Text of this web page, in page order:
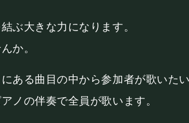
フード&ドリンク
ぶ大きな力になります。
か。
ある曲目の中から参加者が歌いた
ノの伴奏で全員が歌います。